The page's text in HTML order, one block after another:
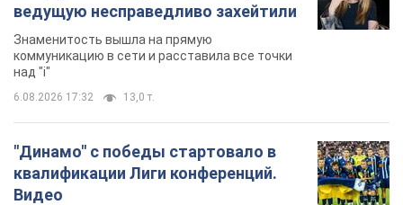
ведущую несправедливо захейтили
Знаменитость вышла на прямую
коммуникацию в сети и расставила все точки
над "i"
6.08.2026 17:32 13,0 т.
"Динамо" с победы стартовало в
квалификации Лиги конференций.
Видео